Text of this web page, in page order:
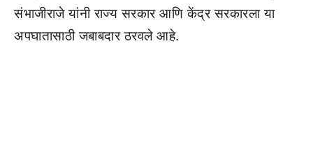
संभाजीराजे यांनी राज्य सरकार आणि केंद्र सरकारला या
अपघातासाठी जबाबदार ठरवले आहे.